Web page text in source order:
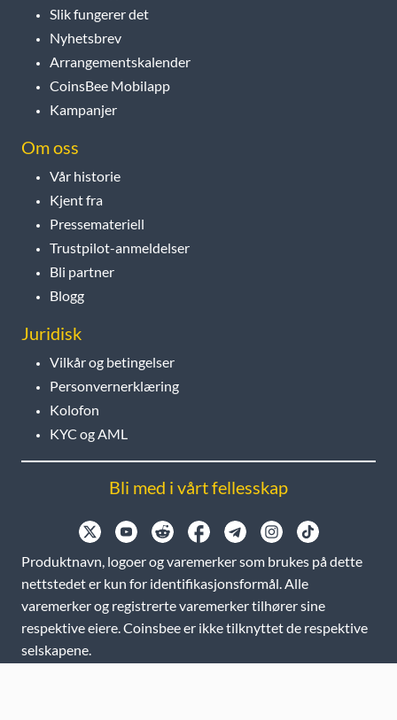
Slik fungerer det
Nyhetsbrev
Arrangementskalender
CoinsBee Mobilapp
Kampanjer
Om oss
Vår historie
Kjent fra
Pressemateriell
Trustpilot-anmeldelser
Bli partner
Blogg
Juridisk
Vilkår og betingelser
Personvernerklæring
Kolofon
KYC og AML
Bli med i vårt fellesskap
Produktnavn, logoer og varemerker som brukes på dette
nettstedet er kun for identifikasjonsformål. Alle
varemerker og registrerte varemerker tilhører sine
respektive eiere. Coinsbee er ikke tilknyttet de respektive
selskapene.